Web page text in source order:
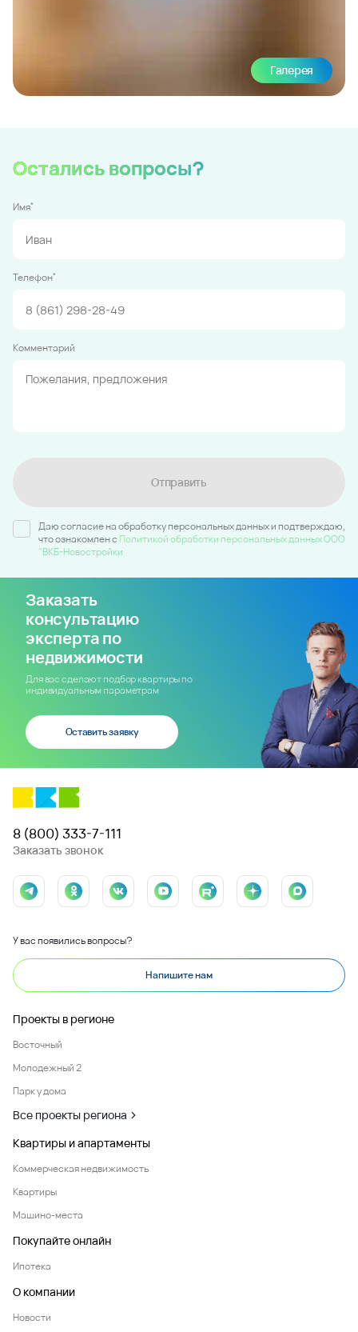
Галерея
Остались вопросы?
Имя*
Телефон*
Комментарий
Отправить
Даю согласие на обработку персональных данных и подтверждаю,
что ознакомлен c Политикой обработки персональных данных ООО
"ВКБ-Новостройки
Заказать
консультацию
эксперта по
недвижимости
Для вас сделают подбор квартиры по
индивидуальным параметрам
Оставить заявку
8 (800) 333-7-111
Заказать звонок
У вас появились вопросы?
Напишите нам
Проекты в регионе
Восточный
Молодежный 2
Парк у дома
Все проекты региона
Квартиры и апартаменты
Коммерческая недвижимость
Квартиры
Машино-места
Покупайте онлайн
Ипотека
О компании
Новости